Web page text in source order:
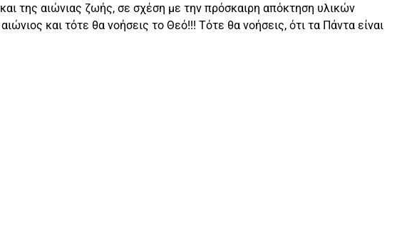
της αιώνιας ζωής, σε σχέση με την πρόσκαιρη απόκτηση υλικών
και τότε θα νοήσεις το Θεό!!! Τότε θα νοήσεις, ότι τα Πάντα είναι